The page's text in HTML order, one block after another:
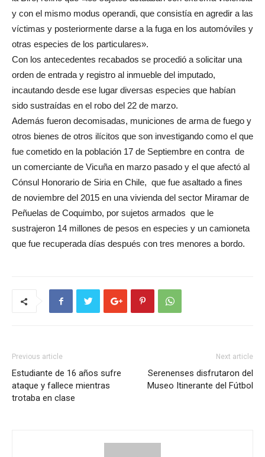
y con el mismo modus operandi, que consistía en agredir a las
víctimas y posteriormente darse a la fuga en los automóviles y
otras especies de los particulares».
Con los antecedentes recabados se procedió a solicitar una
orden de entrada y registro al inmueble del imputado,
incautando desde ese lugar diversas especies que habían
sido sustraídas en el robo del 22 de marzo.
Además fueron decomisadas, municiones de arma de fuego y
otros bienes de otros ilícitos que son investigando como el que
fue cometido en la población 17 de Septiembre en contra de
un comerciante de Vicuña en marzo pasado y el que afectó al
Cónsul Honorario de Siria en Chile, que fue asaltado a fines
de noviembre del 2015 en una vivienda del sector Miramar de
Peñuelas de Coquimbo, por sujetos armados que le
sustrajeron 14 millones de pesos en especies y un camioneta
que fue recuperada días después con tres menores a bordo.
Previous article
Estudiante de 16 años sufre
ataque y fallece mientras
trotaba en clase
Next article
Serenenses disfrutaron del
Museo Itinerante del Fútbol